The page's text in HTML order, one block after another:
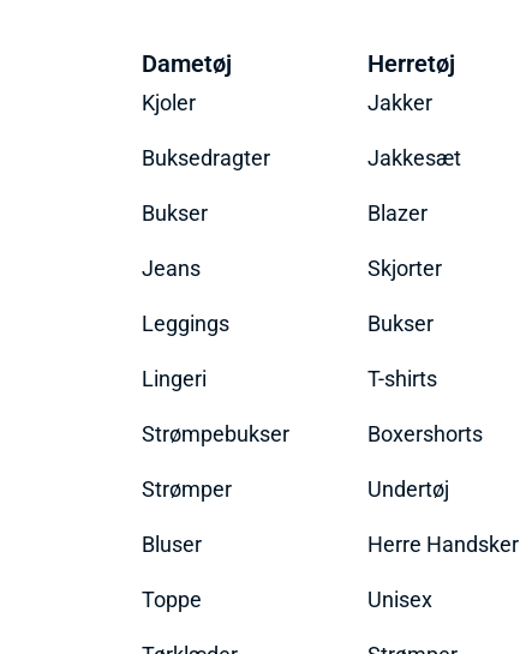
Dametøj
Kjoler
Buksedragter
Bukser
Jeans
Leggings
Lingeri
Strømpebukser
Strømper
Bluser
Toppe
Herretøj
Jakker
Jakkesæt
Blazer
Skjorter
Bukser
T-shirts
Boxershorts
Undertøj
Herre Handsker
Unisex